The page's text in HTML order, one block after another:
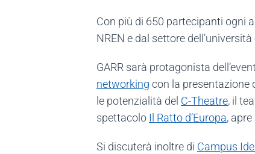
Con più di 650 partecipanti ogni
NREN e dal settore
GARR sarà protagonista
networking con la presentazione
le potenzialità del C-Theatre, il
spettacolo Il Ratto d’Europa,
Si discuterà inoltre di Campus